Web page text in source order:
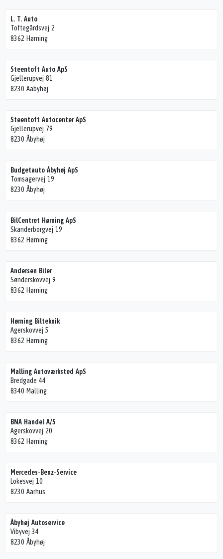
L. T. Auto
Toftegårdsvej 2
8362 Hørning
Steentoft Auto ApS
Gjellerupvej 81
8230 Aabyhøj
Steentoft Autocenter ApS
Gjellerupvej 79
8230 Åbyhøj
Budgetauto Åbyhøj ApS
Tomsagervej 19
8230 Åbyhøj
BilCentret Hørning ApS
Skanderborgvej 19
8362 Hørning
Andersen Biler
Sønderskovvej 9
8362 Hørning
Hørning Bilteknik
Agerskovvej 5
8362 Hørning
Malling Autoværksted ApS
Bredgade 44
8340 Malling
BNA Handel A/S
Agerskovvej 20
8362 Hørning
Mercedes-Benz-Service
Lokesvej 10
8230 Aarhus
Åbyhøj Autoservice
Vibyvej 34
8230 Åbyhøj